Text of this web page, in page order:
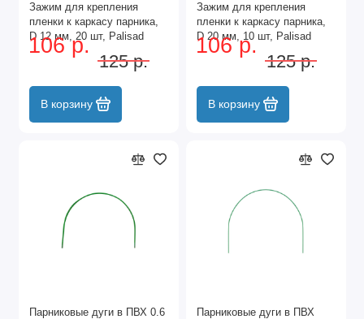
Зажим для крепления
пленки к каркасу парника,
D 12 мм, 20 шт, Palisad
106 р.
125 р.
В корзину
Зажим для крепления
пленки к каркасу парника,
D 20 мм, 10 шт, Palisad
106 р.
125 р.
В корзину
Парниковые дуги в ПВХ 0.6
Парниковые дуги в ПВХ